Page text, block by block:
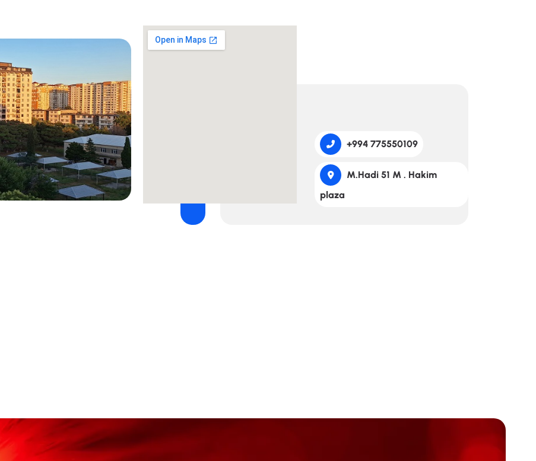
+994 775550109
M.Hadi 51 M . Hakim
plaza